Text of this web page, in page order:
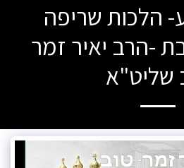
הלכות שריפה
-הרב יאיר זמר
שליט"א